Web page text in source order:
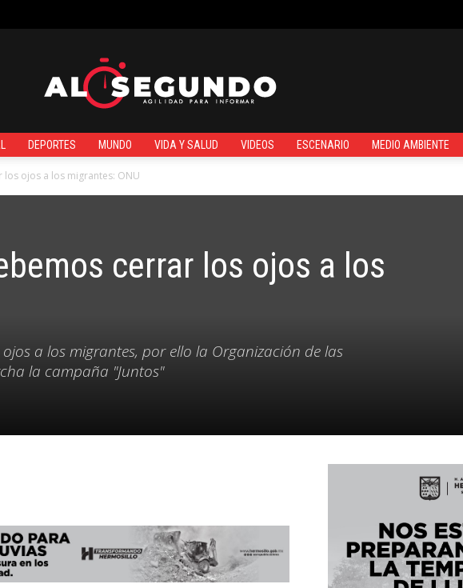
Segundo
DEPORTES MUNDO VIDA Y SALUD VIDEOS ESCENARIO MEDIO AMBIENTE
ojos a los migrantes: ONU
cerrar los ojos a los
a los migrantes, por ello la Organización de las
la campaña "Juntos"